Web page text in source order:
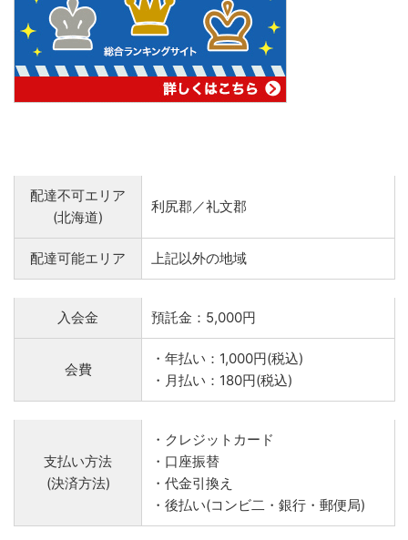
配達不可エリア
(北海道)
利尻郡／礼文郡
配達可能エリア 上記以外の地域
入会金 預託金：5,000円
会費
・年払い：1,000円(税込)
・月払い：180円(税込)
支払い方法
(決済方法)
・クレジットカード
・口座振替
・代金引換え
・後払い(コンビ二・銀行・郵便局)